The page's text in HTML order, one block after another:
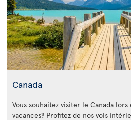
Canada
Vous souhaitez visiter le Canada lors
vacances? Profitez de nos vols